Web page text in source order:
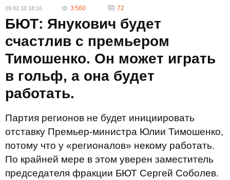
09.02.10 18:16 3 560 72
БЮТ: Янукович будет
счастлив с премьером
Тимошенко. Он может играть
в гольф, а она будет
работать.
Партия регионов не будет инициировать
отставку Премьер-министра Юлии Тимошенко,
потому что у «регионалов» некому работать.
По крайней мере в этом уверен заместитель
председателя фракции БЮТ Сергей Соболев.